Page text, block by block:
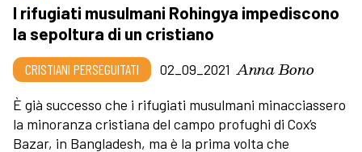
I rifugiati musulmani Rohingya impediscono
la sepoltura di un cristiano
CRISTIANI PERSEGUITATI 02_09_2021 Anna Bono
È già successo che i rifugiati musulmani minacciassero
la minoranza cristiana del campo profughi di Cox’s
Bazar, in Bangladesh, ma è la prima volta che